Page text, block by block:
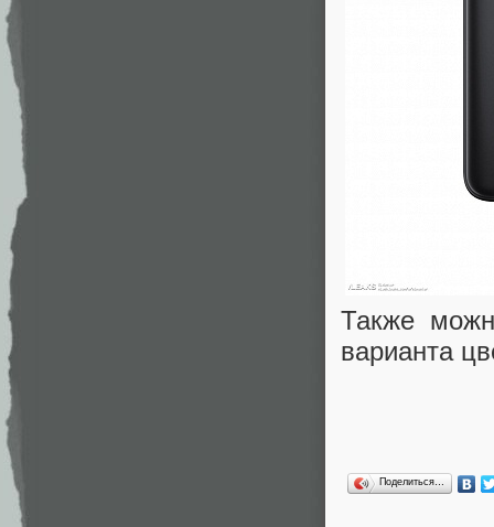
Также
варианта
Поделиться…